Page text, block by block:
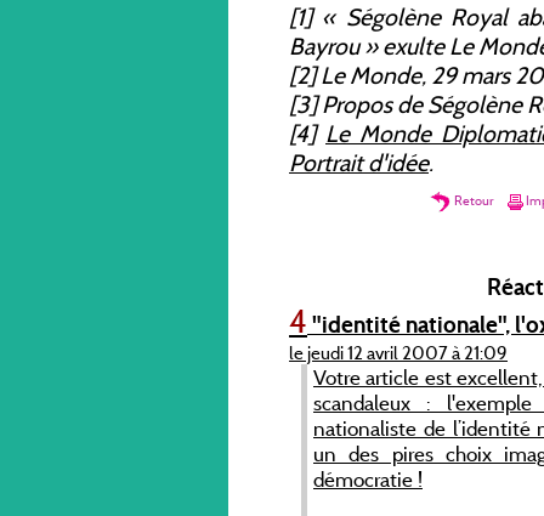
[1] « Ségolène Royal
Bayrou » exulte Le
[2]Le Monde, 29 mars
[3] Propos de Ségolène
[4] Le Monde
Portrait d'idée.
Retour
4 "identité nationale",
le jeudi 12 avril 2007 à 21:09
Votre article est
scandaleux :
nationaliste de
un des pires choix
démocratie !